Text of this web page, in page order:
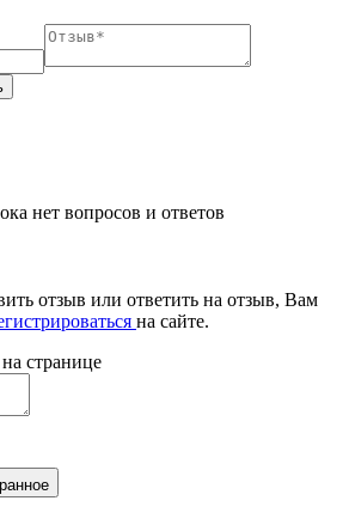
нет вопросов и ответов
отзыв или ответить на отзыв, Вам
на сайте.
страницe